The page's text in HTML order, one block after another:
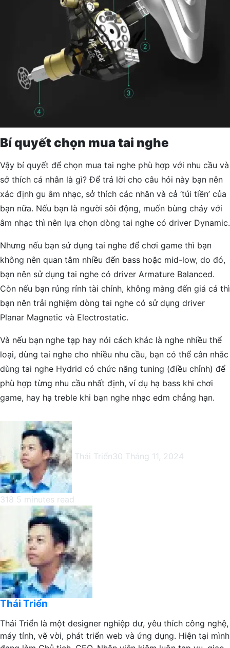
Bí quyết chọn mua tai nghe
Vậy bí quyết để chọn mua tai nghe phù hợp với nhu cầu và
sở thích cá nhân là gì? Để trả lời cho câu hỏi này bạn nên
xác định gu âm nhạc, sở thích các nhân và cả ‘túi tiền’ của
bạn nữa. Nếu bạn là người sôi động, muốn bùng cháy với
âm nhạc thì nên lựa chọn dòng tai nghe có driver Dynamic.
Nhưng nếu bạn sử dụng tai nghe để chơi game thì bạn
không nên quan tâm nhiều đến bass hoặc mid-low, do đó,
bạn nên sử dụng tai nghe có driver Armature Balanced.
Còn nếu bạn rủng rỉnh tài chính, không màng đến giá cả thì
bạn nên trải nghiệm dòng tai nghe có sử dụng driver
Planar Magnetic và Electrostatic.
Và nếu bạn nghe tạp hay nói cách khác là nghe nhiều thể
loại, dùng tai nghe cho nhiều nhu cầu, bạn có thể cân nhắc
dùng tai nghe Hydrid có chức năng tuning (điều chỉnh) để
phù hợp từng nhu cầu nhất định, ví dụ hạ bass khi chơi
game, hay hạ treble khi bạn nghe nhạc edm chẳng hạn.
Thái Triển30 Tháng 11, 2024
318 5 minutes read
Facebook
LinkedIn
Pinterest
Messenger
Messenger
WhatsApp
Telegram
Facebook
LinkedIn
Pinterest
Messenger
Messenger
WhatsApp
Telegram
Thái Triển
Thái Triển là một designer nghiệp dư, yêu thích công nghệ,
máy tính, vẽ vời, phát triển web và ứng dụng. Hiện tại mình